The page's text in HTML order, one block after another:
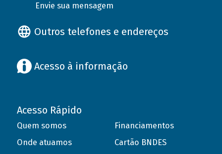
Envie sua mensagem
Outros telefones e endereços
Acesso à informação
Acesso Rápido
Quem somos
Onde atuamos
Financiamentos
Cartão BNDES